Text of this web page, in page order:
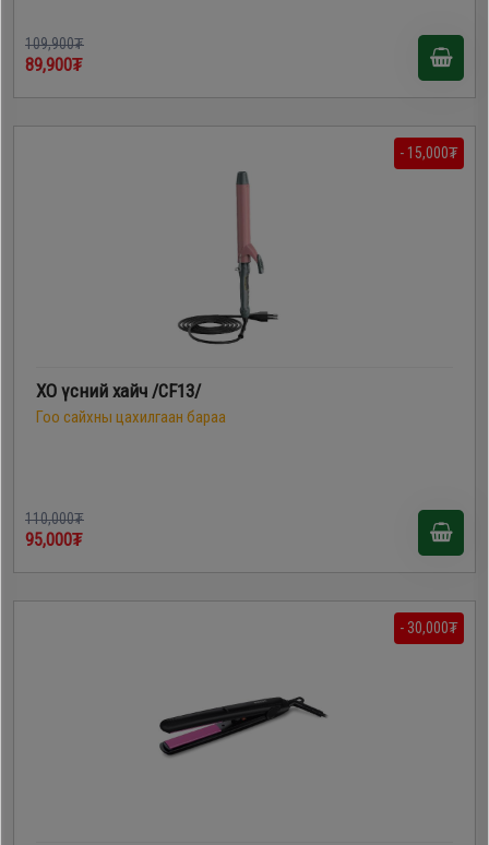
109,900₮
89,900₮
- 15,000₮
XO үсний хайч /CF13/
Гоо сайхны цахилгаан бараа
110,000₮
95,000₮
- 30,000₮